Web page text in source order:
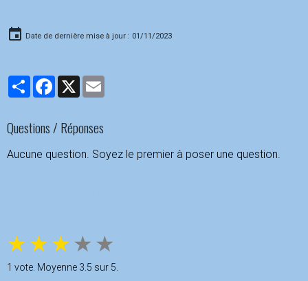
Date de dernière mise à jour : 01/11/2023
PartagerFacebook
Questions / Réponses
Aucune question. Soyez le premier à poser une question.
★★★ ★ ★
1 vote. Moyenne 3.5 sur 5.